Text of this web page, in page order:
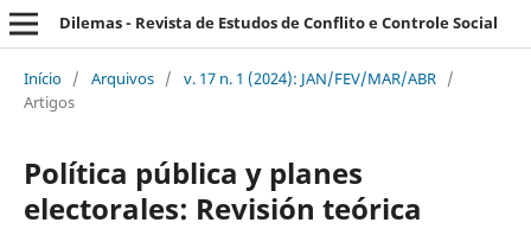
Dilemas - Revista de Estudos de Conflito e Controle Social
Início / Arquivos / v. 17 n. 1 (2024): JAN/FEV/MAR/ABR /
Artigos
Política pública y planes
electorales: Revisión teórica